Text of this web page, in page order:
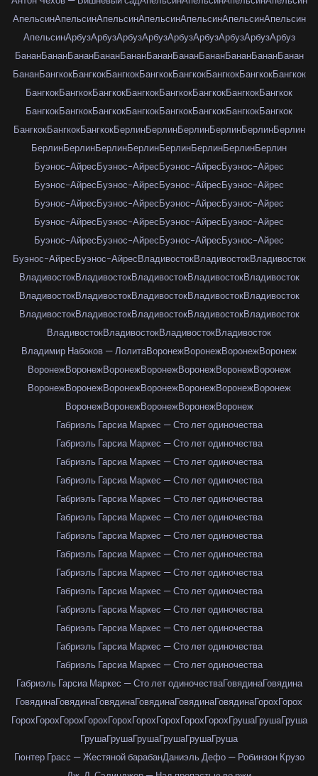
АпельсинАпельсинАпельсинАпельсинАпельсинАпельсинАпельсин
АпельсинАрбузАрбузАрбузАрбузАрбузАрбузАрбузАрбузАрбуз
БананБананБананБананБананБананБананБананБананБананБанан
БананБангкокБангкокБангкокБангкокБангкокБангкокБангкокБангкок
БангкокБангкокБангкокБангкокБангкокБангкокБангкокБангкок
БангкокБангкокБангкокБангкокБангкокБангкокБангкокБангкок
БангкокБангкокБангкокБерлинБерлинБерлинБерлинБерлинБерлин
БерлинБерлинБерлинБерлинБерлинБерлинБерлинБерлин
Буэнос-АйресБуэнос-АйресБуэнос-АйресБуэнос-Айрес
Буэнос-АйресБуэнос-АйресБуэнос-АйресБуэнос-Айрес
Буэнос-АйресБуэнос-АйресБуэнос-АйресБуэнос-Айрес
Буэнос-АйресБуэнос-АйресБуэнос-АйресБуэнос-Айрес
Буэнос-АйресБуэнос-АйресБуэнос-АйресБуэнос-Айрес
Буэнос-АйресБуэнос-АйресВладивостокВладивостокВладивосток
ВладивостокВладивостокВладивостокВладивостокВладивосток
ВладивостокВладивостокВладивостокВладивостокВладивосток
ВладивостокВладивостокВладивостокВладивостокВладивосток
ВладивостокВладивостокВладивостокВладивосток
Владимир Набоков — ЛолитаВоронежВоронежВоронежВоронеж
ВоронежВоронежВоронежВоронежВоронежВоронежВоронеж
ВоронежВоронежВоронежВоронежВоронежВоронежВоронеж
ВоронежВоронежВоронежВоронежВоронеж
Габриэль Гарсиа Маркес — Сто лет одиночества
Габриэль Гарсиа Маркес — Сто лет одиночества
Габриэль Гарсиа Маркес — Сто лет одиночества
Габриэль Гарсиа Маркес — Сто лет одиночества
Габриэль Гарсиа Маркес — Сто лет одиночества
Габриэль Гарсиа Маркес — Сто лет одиночества
Габриэль Гарсиа Маркес — Сто лет одиночества
Габриэль Гарсиа Маркес — Сто лет одиночества
Габриэль Гарсиа Маркес — Сто лет одиночества
Габриэль Гарсиа Маркес — Сто лет одиночества
Габриэль Гарсиа Маркес — Сто лет одиночества
Габриэль Гарсиа Маркес — Сто лет одиночества
Габриэль Гарсиа Маркес — Сто лет одиночества
Габриэль Гарсиа Маркес — Сто лет одиночества
Габриэль Гарсиа Маркес — Сто лет одиночестваГовядинаГовядина
ГовядинаГовядинаГовядинаГовядинаГовядинаГовядинаГорохГорох
ГорохГорохГорохГорохГорохГорохГорохГорохГорохГрушаГрушаГруша
ГрушаГрушаГрушаГрушаГрушаГруша
Гюнтер Грасс — Жестяной барабанДаниэль Дефо — Робинзон Крузо